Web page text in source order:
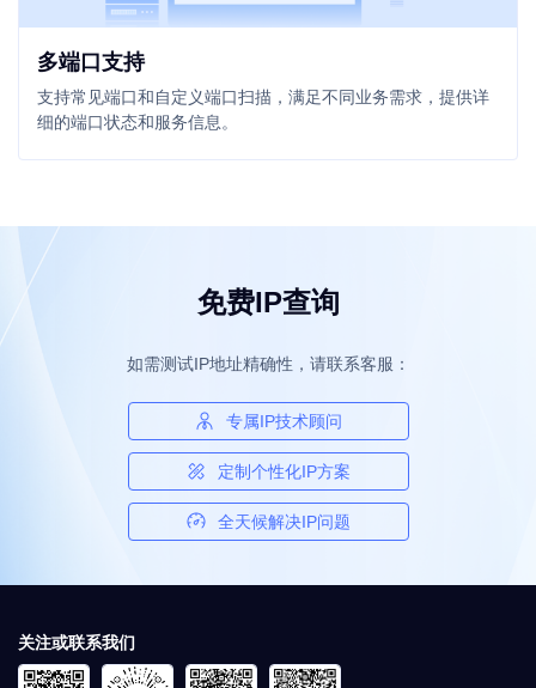
多端口支持
支持常见端口和自定义端口扫描，满足不同业务需求，提供详
细的端口状态和服务信息。
免费IP查询
如需测试IP地址精确性，请联系客服：
专属IP技术顾问
定制个性化IP方案
全天候解决IP问题
关注或联系我们